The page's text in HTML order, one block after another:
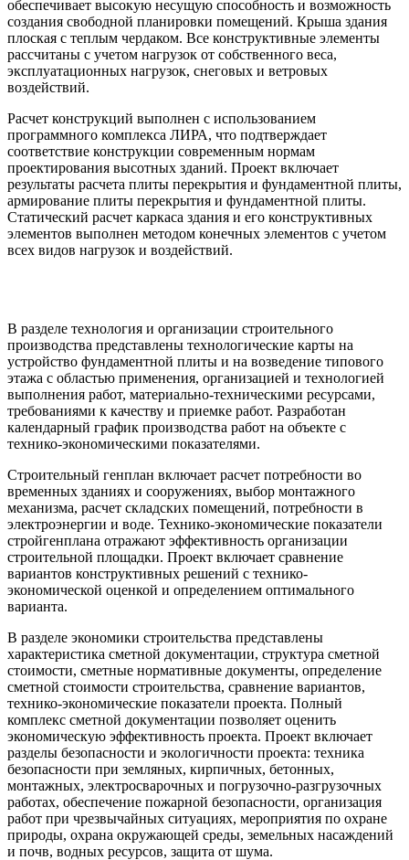
обеспечивает высокую несущую способность и возможность
создания свободной планировки помещений. Крыша здания
плоская с теплым чердаком. Все конструктивные элементы
рассчитаны с учетом нагрузок от собственного веса,
эксплуатационных нагрузок, снеговых и ветровых
воздействий.
Расчет конструкций выполнен с использованием
программного комплекса ЛИРА, что подтверждает
соответствие конструкции современным нормам
проектирования высотных зданий. Проект включает
результаты расчета плиты перекрытия и фундаментной плиты,
армирование плиты перекрытия и фундаментной плиты.
Статический расчет каркаса здания и его конструктивных
элементов выполнен методом конечных элементов с учетом
всех видов нагрузок и воздействий.
В разделе технология и организации строительного
производства представлены технологические карты на
устройство фундаментной плиты и на возведение типового
этажа с областью применения, организацией и технологией
выполнения работ, материально-техническими ресурсами,
требованиями к качеству и приемке работ. Разработан
календарный график производства работ на объекте с
технико-экономическими показателями.
Строительный генплан включает расчет потребности во
временных зданиях и сооружениях, выбор монтажного
механизма, расчет складских помещений, потребности в
электроэнергии и воде. Технико-экономические показатели
стройгенплана отражают эффективность организации
строительной площадки. Проект включает сравнение
вариантов конструктивных решений с технико-
экономической оценкой и определением оптимального
варианта.
В разделе экономики строительства представлены
характеристика сметной документации, структура сметной
стоимости, сметные нормативные документы, определение
сметной стоимости строительства, сравнение вариантов,
технико-экономические показатели проекта. Полный
комплекс сметной документации позволяет оценить
экономическую эффективность проекта. Проект включает
разделы безопасности и экологичности проекта: техника
безопасности при земляных, кирпичных, бетонных,
монтажных, электросварочных и погрузочно-разгрузочных
работах, обеспечение пожарной безопасности, организация
работ при чрезвычайных ситуациях, мероприятия по охране
природы, охрана окружающей среды, земельных насаждений
и почв, водных ресурсов, защита от шума.